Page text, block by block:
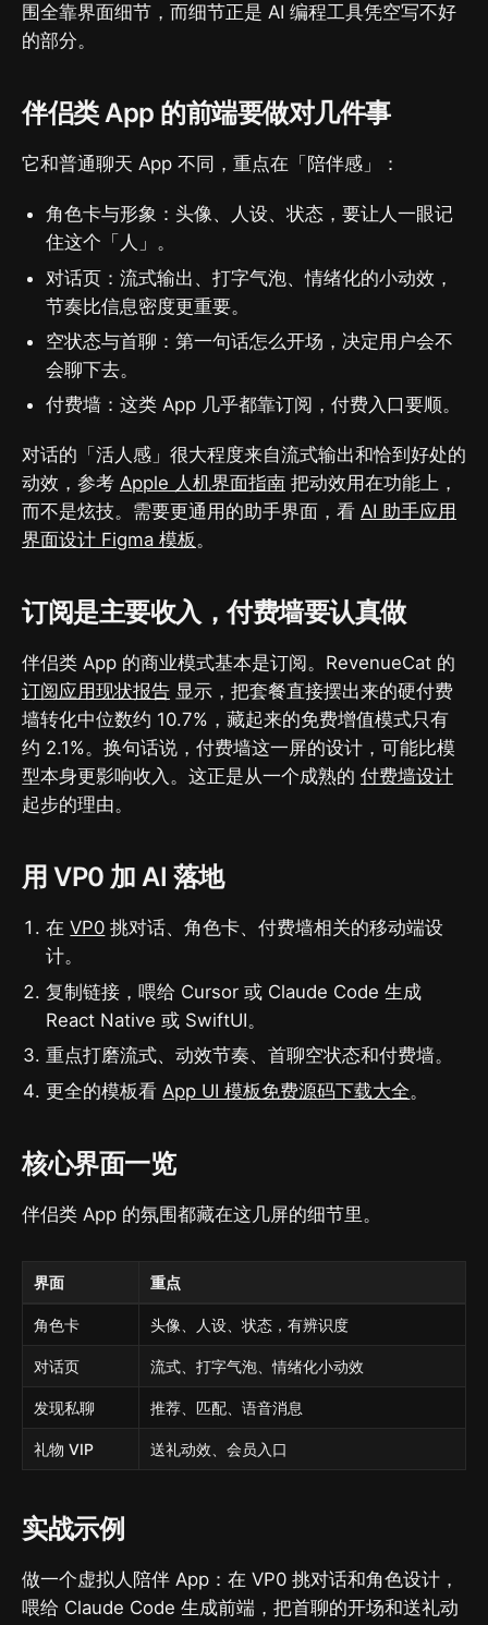
围全靠界面细节，而细节正是 AI 编程工具凭空写不好
的部分。
伴侣类 App 的前端要做对几件事
它和普通聊天 App 不同，重点在「陪伴感」：
角色卡与形象：头像、人设、状态，要让人一眼记
住这个「人」。
对话页：流式输出、打字气泡、情绪化的小动效，
节奏比信息密度更重要。
空状态与首聊：第一句话怎么开场，决定用户会不
会聊下去。
付费墙：这类 App 几乎都靠订阅，付费入口要顺。
对话的「活人感」很大程度来自流式输出和恰到好处的
动效，参考 Apple 人机界面指南 把动效用在功能上，
而不是炫技。需要更通用的助手界面，看 AI 助手应用
界面设计 Figma 模板。
订阅是主要收入，付费墙要认真做
伴侣类 App 的商业模式基本是订阅。RevenueCat 的
订阅应用现状报告 显示，把套餐直接摆出来的硬付费
墙转化中位数约 10.7%，藏起来的免费增值模式只有
约 2.1%。换句话说，付费墙这一屏的设计，可能比模
型本身更影响收入。这正是从一个成熟的 付费墙设计
起步的理由。
用 VP0 加 AI 落地
在VP0 挑对话、角色卡、付费墙相关的移动端设
计。
复制链接，喂给 Cursor 或 Claude Code 生成
React Native 或 SwiftUI。
重点打磨流式、动效节奏、首聊空状态和付费墙。
更全的模板看 App UI 模板免费源码下载大全。
核心界面一览
伴侣类 App 的氛围都藏在这几屏的细节里。
界面 重点
角色卡 头像、人设、状态，有辨识度
对话页 流式、打字气泡、情绪化小动效
发现私聊 推荐、匹配、语音消息
礼物 VIP 送礼动效、会员入口
实战示例
做一个虚拟人陪伴 App：在 VP0 挑对话和角色设计，
喂给 Claude Code 生成前端，把首聊的开场和送礼动